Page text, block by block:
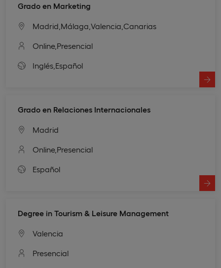
Grado en Marketing
Madrid, Málaga, Valencia, Canarias
Online, Presencial
Inglés, Español
Grado en Relaciones Internacionales
Madrid
Online, Presencial
Español
Degree in Tourism & Leisure Management
Valencia
Presencial